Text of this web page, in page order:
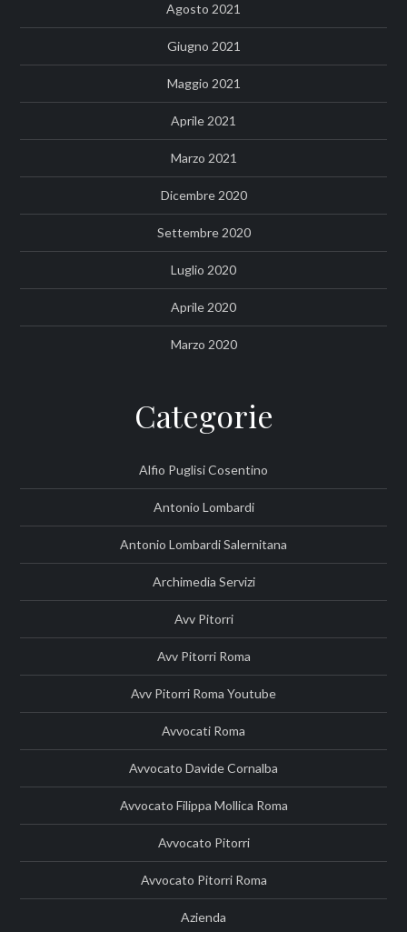
Agosto 2021
Giugno 2021
Maggio 2021
Aprile 2021
Marzo 2021
Dicembre 2020
Settembre 2020
Luglio 2020
Aprile 2020
Marzo 2020
Categorie
Alfio Puglisi Cosentino
Antonio Lombardi
Antonio Lombardi Salernitana
Archimedia Servizi
Avv Pitorri
Avv Pitorri Roma
Avv Pitorri Roma Youtube
Avvocati Roma
Avvocato Davide Cornalba
Avvocato Filippa Mollica Roma
Avvocato Pitorri
Avvocato Pitorri Roma
Azienda